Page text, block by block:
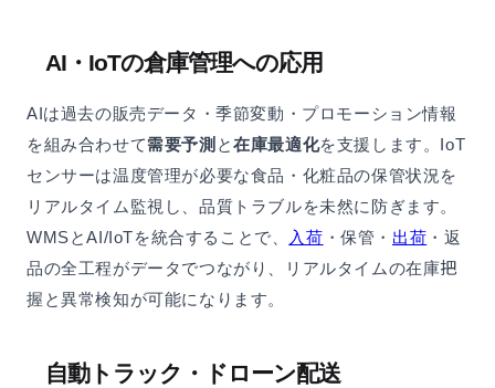
AI・IoTの倉庫管理への応用
AIは過去の販売データ・季節変動・プロモーション情報
を組み合わせて需要予測 と在庫最適化を支援します。IoT
センサーは温度管理が必要な食品・化粧品の保管状況を
リアルタイム監視し、品質トラブルを未然に防ぎます。
WMSとAI/IoTを統合することで、
入荷 ・保管・ 出荷 ・返
品の全工程がデータでつながり、リアルタイムの在庫把
握と異常検知が可能になります。
自動トラック・ドローン配送